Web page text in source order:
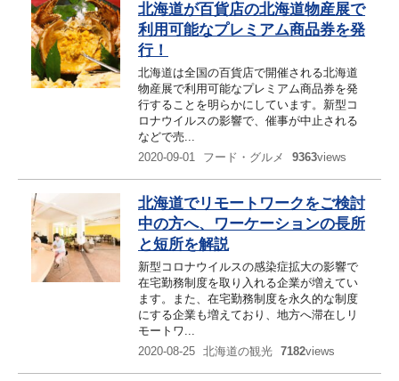
北海道が百貨店の北海道物産展で
利用可能なプレミアム商品券を発
行！
北海道は全国の百貨店で開催される北海道
物産展で利用可能なプレミアム商品券を発
行することを明らかにしています。新型コ
ロナウイルスの影響で、催事が中止される
などで売...
2020-09-01
フード・グルメ 9363views
北海道でリモートワークをご検討
中の方へ、ワーケーションの長所
と短所を解説
新型コロナウイルスの感染症拡大の影響で
在宅勤務制度を取り入れる企業が増えてい
ます。また、在宅勤務制度を永久的な制度
にする企業も増えており、地方へ滞在しリ
モートワ...
2020-08-25 北海道の観光 7182views